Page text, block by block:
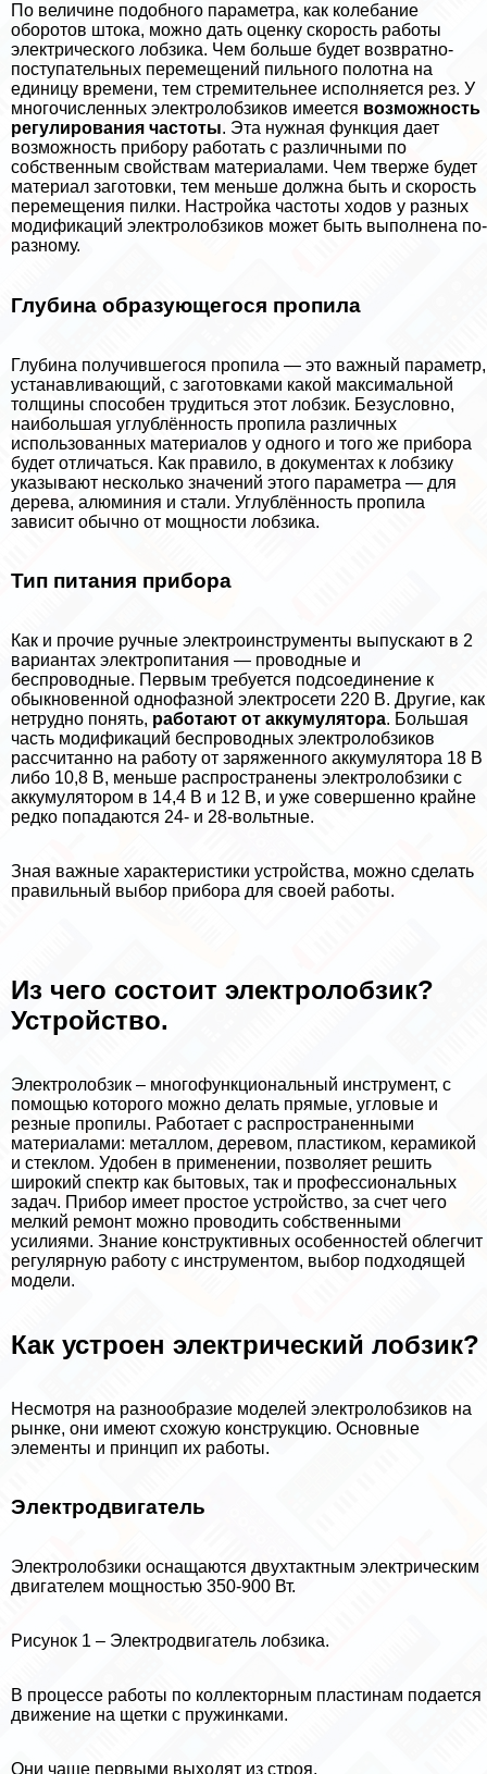
По величине подобного параметра, как колебание
оборотов штока, можно дать оценку скорость работы
электрического лобзика. Чем больше будет возвратно-
поступательных перемещений пильного полотна на
единицу времени, тем стремительнее исполняется рез. У
многочисленных электролобзиков имеется возможность
регулирования частоты. Эта нужная функция дает
возможность прибору работать с различными по
собственным свойствам материалами. Чем тверже будет
материал заготовки, тем меньше должна быть и скорость
перемещения пилки. Настройка частоты ходов у разных
модификаций электролобзиков может быть выполнена по-
разному.
Глубина образующегося пропила
Глубина получившегося пропила — это важный параметр,
устанавливающий, с заготовками какой максимальной
толщины способен трудиться этот лобзик. Безусловно,
наибольшая углублённость пропила различных
использованных материалов у одного и того же прибора
будет отличаться. Как правило, в документах к лобзику
указывают несколько значений этого параметра — для
дерева, алюминия и стали. Углублённость пропила
зависит обычно от мощности лобзика.
Тип питания прибора
Как и прочие ручные электроинструменты выпускают в 2
вариантах электропитания — проводные и
беспроводные. Первым требуется подсоединение к
обыкновенной однофазной электросети 220 В. Другие, как
нетрудно понять, работают от аккумулятора. Большая
часть модификаций беспроводных электролобзиков
рассчитанно на работу от заряженного аккумулятора 18 В
либо 10,8 В, меньше распространены электролобзики с
аккумулятором в 14,4 В и 12 В, и уже совершенно крайне
редко попадаются 24- и 28-вольтные.
Зная важные хаpaктеристики устройства, можно сделать
правильный выбор прибора для своей работы.
Из чего состоит электролобзик?
Устройство.
Электролобзик – многофункциональный инструмент, с
помощью которого можно делать прямые, угловые и
резные пропилы. Работает с распространенными
материалами: металлом, деревом, пластиком, керамикой
и стеклом. Удобен в применении, позволяет решить
широкий спектр как бытовых, так и профессиональных
задач. Прибор имеет простое устройство, за счет чего
мелкий ремонт можно проводить собственными
усилиями. Знание конструктивных особенностей облегчит
регулярную работу с инструментом, выбор подходящей
модели.
Как устроен электрический лобзик?
Несмотря на разнообразие моделей электролобзиков на
рынке, они имеют схожую конструкцию. Основные
элементы и принцип их работы.
Электродвигатель
Электролобзики оснащаются двухтактным электрическим
двигателем мощностью 350-900 Вт.
Рисунок 1 – Электродвигатель лобзика.
В процессе работы по коллекторным пластинам подается
движение на щетки с пружинками.
Они чаще первыми выходят из строя.